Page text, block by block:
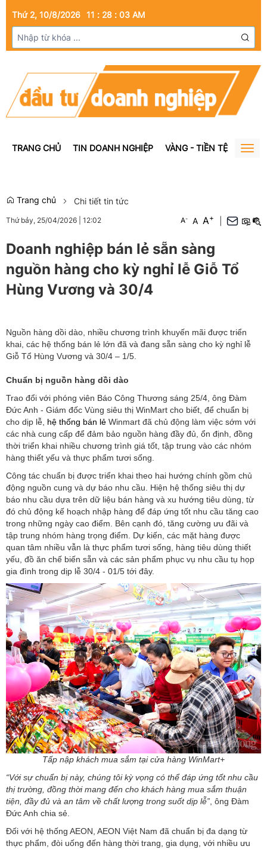
Thứ 2, 10/8/2026 11 : 28 : 04 AM
TRANG CHỦ TIN DOANH NGHIỆP VÀNG - TIỀN TỆ BẤT
Trang chủ Chi tiết tin tức
Thứ bảy, 25/04/2026 12:02 A- A A+
Doanh nghiệp bán lẻ sẵn sàng
nguồn hàng cho kỳ nghỉ lễ Giỗ Tổ
Hùng Vương và 30/4
Nguồn hàng dồi dào, nhiều chương trình khuyến mãi được triển
khai, các hệ thống bán lẻ lớn đã và đang sẵn sàng cho kỳ nghỉ lễ
Giỗ Tổ Hùng Vương và 30/4 – 1/5.
Chuẩn bị nguồn hàng dồi dào
Trao đổi với phóng viên Báo Công Thương sáng 25/4, ông Đàm
Đức Anh - Giám đốc Vùng siêu thị WinMart cho biết, để chuẩn bị
cho dịp lễ, hệ thống bán lẻ Winmart đã chủ động làm việc sớm với
các nhà cung cấp để đảm bảo nguồn hàng đầy đủ, ổn định, đồng
thời triển khai nhiều chương trình giá tốt, tập trung vào các nhóm
hàng thiết yếu và thực phẩm tươi sống.
Công tác chuẩn bị được triển khai theo hai hướng chính gồm chủ
động nguồn cung và dự báo nhu cầu. Hiện hệ thống siêu thị dự
báo nhu cầu dựa trên dữ liệu bán hàng và xu hướng tiêu dùng, từ
đó chủ động kế hoạch nhập hàng để đáp ứng tốt nhu cầu tăng cao
trong những ngày cao điểm. Bên cạnh đó, tăng cường ưu đãi và
tập trung nhóm hàng trọng điểm. Dự kiến, các mặt hàng được
quan tâm nhiều vẫn là thực phẩm tươi sống, hàng tiêu dùng thiết
yếu, đồ ăn chế biến sẵn và các sản phẩm phục vụ nhu cầu tụ họp
gia đình trong dịp lễ 30/4 - 01/5 tới đây.
Tấp nập khách mua sắm tại cửa hàng WinMart+
“Với sự chuẩn bị này, chúng tôi kỳ vọng có thể đáp ứng tốt nhu cầu
thị trường, đồng thời mang đến cho khách hàng mua sắm thuận
tiện, đầy đủ và an tâm về chất lượng trong suốt dịp lễ”, ông Đàm
Đức Anh chia sẻ.
Đối với hệ thống AEON, AEON Việt Nam đã chuẩn bị đa dạng từ
thực phẩm, đòi uống đến hàng thời trang, gia dụng, với nhiều ưu